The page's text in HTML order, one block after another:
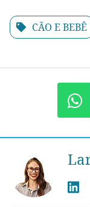
CÃO E BEBÊ